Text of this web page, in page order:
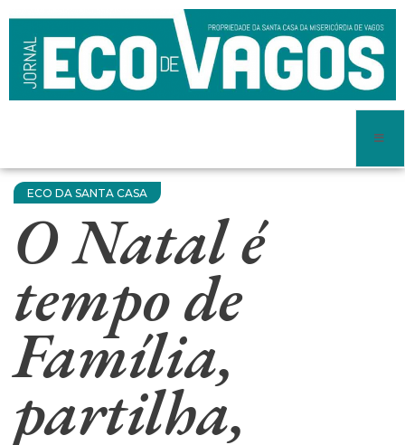
ECO DA SANTA CASA
O Natal é
tempo de
Família,
partilha,